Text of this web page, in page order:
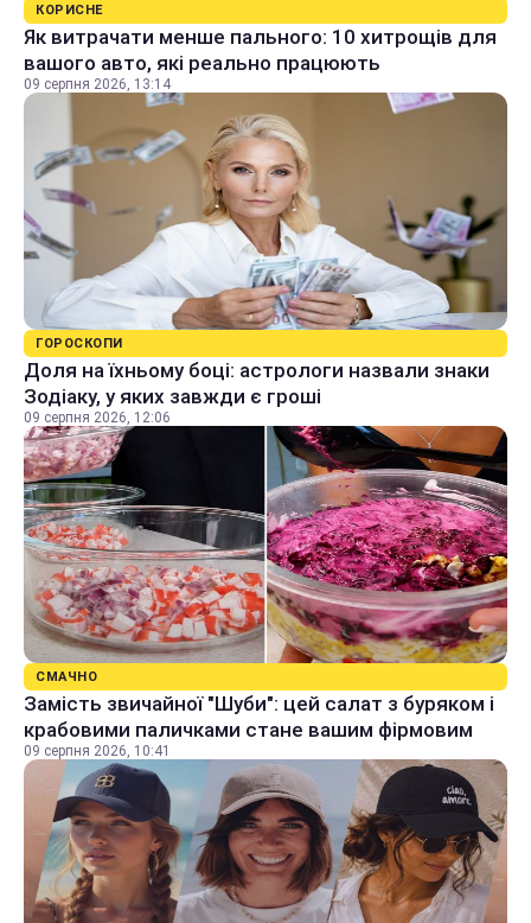
КОРИСНЕ
Як витрачати менше пального: 10 хитрощів для
вашого авто, які реально працюють
09 серпня 2026, 13:14
ГОРОСКОПИ
Доля на їхньому боці: астрологи назвали знаки
Зодіаку, у яких завжди є гроші
09 серпня 2026, 12:06
СМАЧНО
Замість звичайної "Шуби": цей салат з буряком і
крабовими паличками стане вашим фірмовим
09 серпня 2026, 10:41